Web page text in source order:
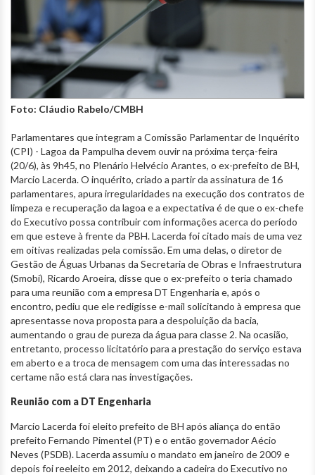
Foto: Cláudio Rabelo/CMBH
Parlamentares que integram a Comissão Parlamentar de Inquérito
(CPI) - Lagoa da Pampulha devem ouvir na próxima terça-feira
(20/6), às 9h45, no Plenário Helvécio Arantes, o ex-prefeito de BH,
Marcio Lacerda. O inquérito, criado a partir da assinatura de 16
parlamentares, apura irregularidades na execução dos contratos de
limpeza e recuperação da lagoa e a expectativa é de que o ex-chefe
do Executivo possa contribuir com informações acerca do período
em que esteve à frente da PBH. Lacerda foi citado mais de uma vez
em oitivas realizadas pela comissão. Em uma delas, o diretor de
Gestão de Águas Urbanas da Secretaria de Obras e Infraestrutura
(Smobi), Ricardo Aroeira, disse que o ex-prefeito o teria chamado
para uma reunião com a empresa DT Engenharia e, após o
encontro, pediu que ele redigisse e-mail solicitando à empresa que
apresentasse nova proposta para a despoluição da bacia,
aumentando o grau de pureza da água para classe 2. Na ocasião,
entretanto, processo licitatório para a prestação do serviço estava
em aberto e a troca de mensagem com uma das interessadas no
certame não está clara nas investigações.
Reunião com a DT Engenharia
Marcio Lacerda foi eleito prefeito de BH após aliança do então
prefeito Fernando Pimentel (PT) e o então governador Aécio
Neves (PSDB). Lacerda assumiu o mandato em janeiro de 2009 e
depois foi reeleito em 2012, deixando a cadeira do Executivo no